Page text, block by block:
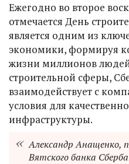
Ежегодно во второе
отмечается День
является одним из
экономики, формируя
жизни миллионов
строительной сферы,
взаимодействует с
условия для
инфраструктуры.
Александр Анащенко,
Вятского банка